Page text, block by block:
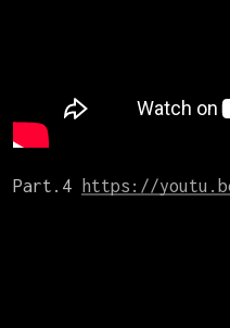
Part.4 https://youtu.be/